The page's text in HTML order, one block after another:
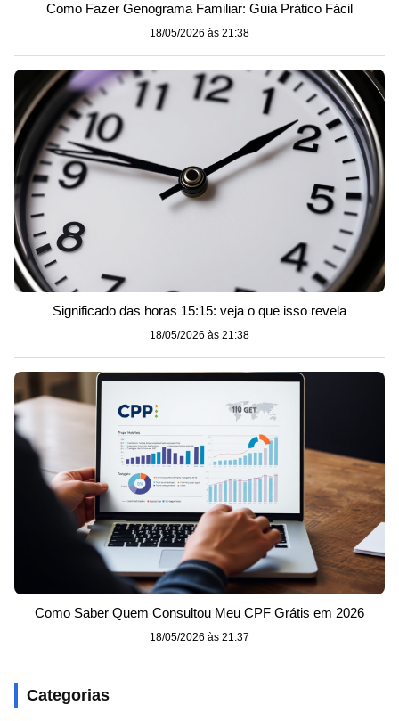
Como Fazer Genograma Familiar: Guia Prático Fácil
18/05/2026 às 21:38
Significado das horas 15:15: veja o que isso revela
18/05/2026 às 21:38
Como Saber Quem Consultou Meu CPF Grátis em 2026
18/05/2026 às 21:37
Categorias